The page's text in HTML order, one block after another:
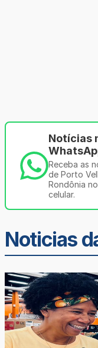
Notícias
Receba as
de Porto
Rondônia
celular.
Noticias